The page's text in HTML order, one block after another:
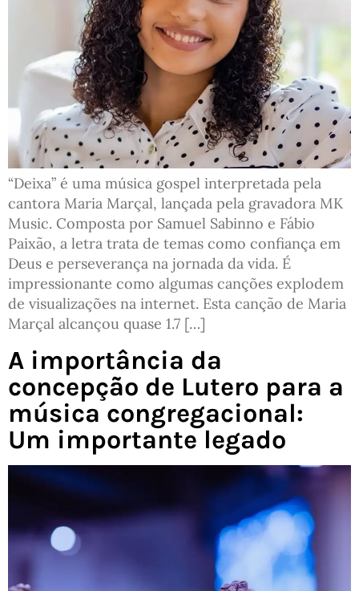
“Deixa” é uma música gospel interpretada pela
cantora Maria Marçal, lançada pela gravadora MK
Music. Composta por Samuel Sabinno e Fábio
Paixão, a letra trata de temas como confiança em
Deus e perseverança na jornada da vida. É
impressionante como algumas canções explodem
de visualizações na internet. Esta canção de Maria
Marçal alcançou quase 1.7 […]
A importância da
concepção de Lutero para a
música congregacional:
Um importante legado